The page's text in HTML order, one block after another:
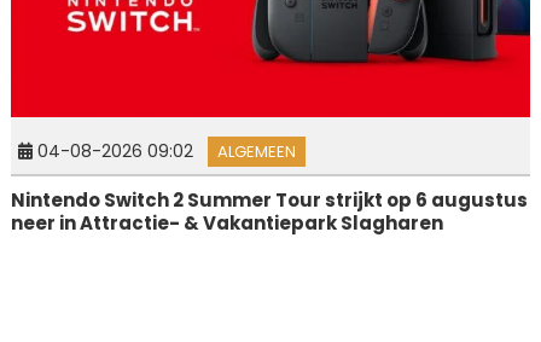
04-08-2026 09:02 ALGEMEEN
Nintendo Switch 2 Summer Tour strijkt op 6 augustus
neer in Attractie- & Vakantiepark Slagharen